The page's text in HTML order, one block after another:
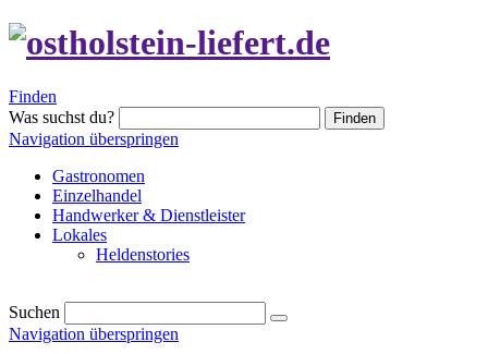
Finden
Was suchst du?
Finden
Navigation überspringen
Gastronomen
Einzelhandel
Handwerker & Dienstleister
Lokales
Heldenstories
Suchen
Navigation überspringen